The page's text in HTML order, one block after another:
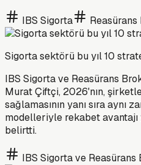
IBS Sigorta
Sigorta sektörü bu yıl 10
IBS Sigorta ve Reasürans
Murat Çiftçi, 2026'nın,
sağlamasının yanı sıra aynı
modelleriyle rekabet avantajı
belirtti.
IBS Sigorta ve